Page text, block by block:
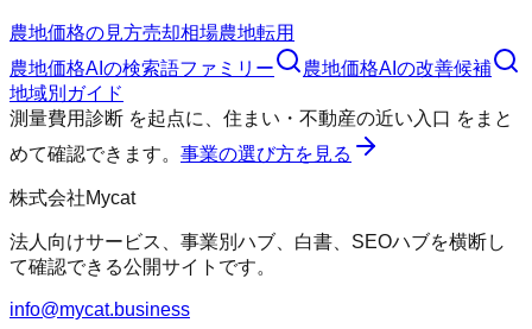
農地価格の見方売却相場農地転用
農地価格AI の検索語ファミリー 農地価格AI の改善候補
地域別ガイド
測量費用診断 を起点に、 住まい・不動産の近い入口 をまと
めて確認できます。 事業の選び方を見る
株式会社Mycat
法人向けサービス、事業別ハブ、白書、SEOハブを横断し
て確認できる公開サイトです。
info@mycat.business